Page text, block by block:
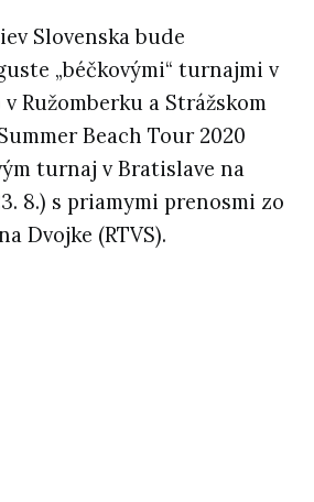
Slovenska bude
„béčkovými“ turnajmi v
v Ružomberku a Strážskom
Beach Tour 2020
turnaj v Bratislave na
8.) s priamymi prenosmi zo
Dvojke (RTVS).